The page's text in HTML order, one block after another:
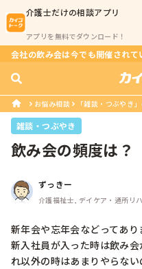
介護士だけの相談アプリ
アプリを無料でダウンロード！
会社の飲み会は今でも開催されて
お悩み相談 「雑談・つぶやき
雑談・つぶやき
飲み会の頻度は？
ずっきー
介護福祉士, デイケア・通所リハ
新年会や忘年会などってあり
新入社員が入った時は飲み
れ以外の時はあまりやらない